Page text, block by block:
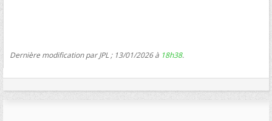
Dernière modification par JPL ; 13/01/2026 à 18h38.